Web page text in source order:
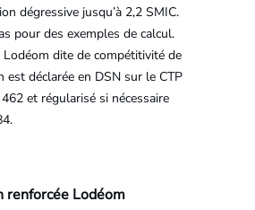
dégressive jusqu’à 2,2 SMIC.
pour des exemples de calcul.
Lodéom dite de compétitivité de
est déclarée en DSN sur le CTP
et régularisé si nécessaire
renforcée Lodéom